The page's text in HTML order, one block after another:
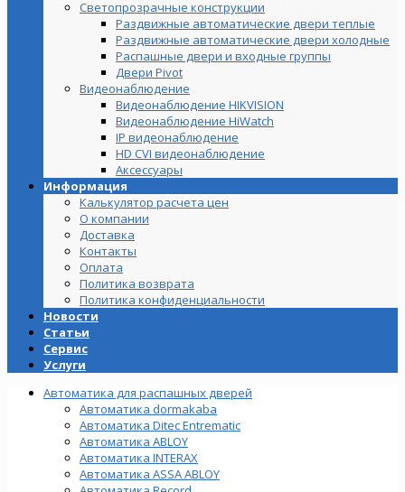
Светопрозрачные конструкции
Раздвижные автоматические двери теплые
Раздвижные автоматические двери холодные
Распашные двери и входные группы
Двери Pivot
Видеонаблюдение
Видеонаблюдение HIKVISION
Видеонаблюдение HiWatch
IP видеонаблюдение
HD CVI видеонаблюдение
Аксессуары
Информация
Калькулятор расчета цен
О компании
Доставка
Контакты
Оплата
Политика возврата
Политика конфиденциальности
Новости
Статьи
Сервис
Услуги
Автоматика для распашных дверей
Автоматика dormakaba
Автоматика Ditec Entrematic
Автоматика ABLOY
Автоматика INTERAX
Автоматика ASSA ABLOY